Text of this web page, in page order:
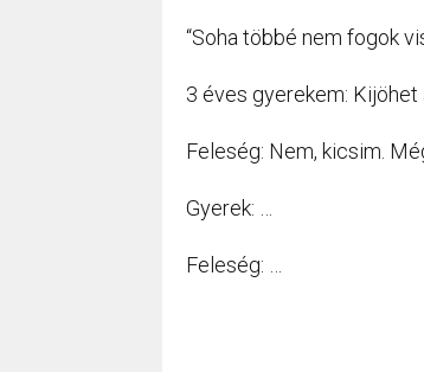
“Soha többé nem fogok
3 éves gyerekem: Kijöhet
Feleség: Nem, kicsim.
Gyerek: …
Feleség: …